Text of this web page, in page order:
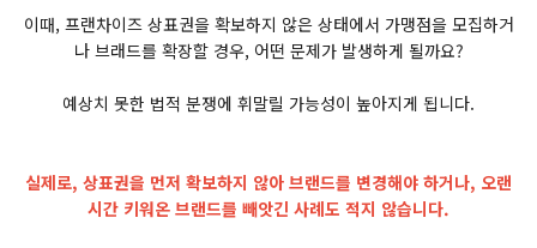
이때, 프랜차이즈 상표권을 확보하지 않은 상태에서 가맹점을 모집하거
나 브래드를 확장할 경우, 어떤 문제가 발생하게 될까요?
예상치 못한 법적 분쟁에 휘말릴 가능성이 높아지게 됩니다.
실제로, 상표권을 먼저 확보하지 않아 브랜드를 변경해야 하거나, 오랜
시간 키워온 브랜드를 빼앗긴 사례도 적지 않습니다.